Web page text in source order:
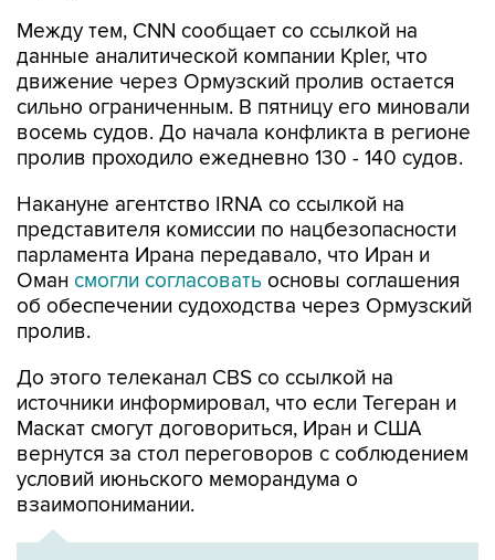
Между тем, CNN сообщает со ссылкой на
данные аналитической компании Kpler, что
движение через Ормузский пролив остается
сильно ограниченным. В пятницу его миновали
восемь судов. До начала конфликта в регионе
пролив проходило ежедневно 130 - 140 судов.
Накануне агентство IRNA со ссылкой на
представителя комиссии по нацбезопасности
парламента Ирана передавало, что Иран и
Оман смогли согласовать основы соглашения
об обеспечении судоходства через Ормузский
пролив.
До этого телеканал CBS со ссылкой на
источники информировал, что если Тегеран и
Маскат смогут договориться, Иран и США
вернутся за стол переговоров с соблюдением
условий июньского меморандума о
взаимопонимании.